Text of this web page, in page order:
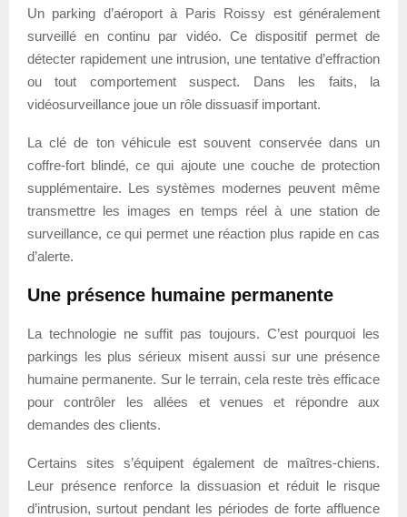
Un parking d’aéroport à Paris Roissy est généralement
surveillé en continu par vidéo. Ce dispositif permet de
détecter rapidement une intrusion, une tentative d’effraction
ou tout comportement suspect. Dans les faits, la
vidéosurveillance joue un rôle dissuasif important.
La clé de ton véhicule est souvent conservée dans un
coffre-fort blindé, ce qui ajoute une couche de protection
supplémentaire. Les systèmes modernes peuvent même
transmettre les images en temps réel à une station de
surveillance, ce qui permet une réaction plus rapide en cas
d’alerte.
Une présence humaine permanente
La technologie ne suffit pas toujours. C’est pourquoi les
parkings les plus sérieux misent aussi sur une présence
humaine permanente. Sur le terrain, cela reste très efficace
pour contrôler les allées et venues et répondre aux
demandes des clients.
Certains sites s’équipent également de maîtres-chiens.
Leur présence renforce la dissuasion et réduit le risque
d’intrusion, surtout pendant les périodes de forte affluence